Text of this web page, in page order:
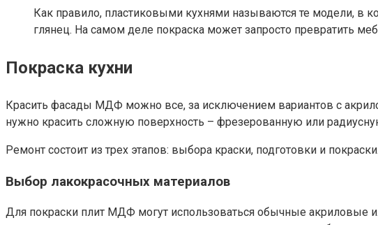
Как правило, пластиковыми кухнями называются те модели, в
глянец. На самом деле покраска может запросто превратить
Покраска кухни
Красить фасады МДФ можно все, за исключением вариантов с
нужно красить сложную поверхность – фрезерованную или
Ремонт состоит из трех этапов: выбора краски, подготовки и покраски.
Выбор лакокрасочных материалов
Для покраски плит МДФ могут использоваться обычные акриловые